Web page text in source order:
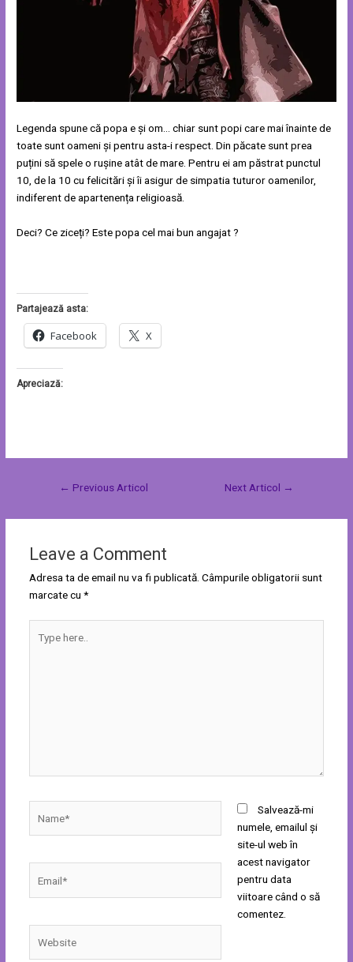
Legenda spune că popa e și om… chiar sunt popi care mai înainte de
toate sunt oameni și pentru asta-i respect. Din păcate sunt prea
puțini să spele o rușine atât de mare. Pentru ei am păstrat punctul
10, de la 10 cu felicitări și îi asigur de simpatia tuturor oamenilor,
indiferent de apartenența religioasă.
Deci? Ce ziceți? Este popa cel mai bun angajat ?
Partajează asta:
Facebook X
Apreciază:
← Previous Articol Next Articol →
Leave a Comment
Adresa ta de email nu va fi publicată. Câmpurile obligatorii sunt
marcate cu *
here..
Salvează-mi
numele, emailul și
site-ul web în
acest navigator
pentru data
viitoare când o să
comentez.